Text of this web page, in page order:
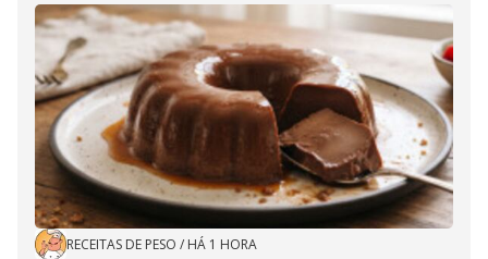
RECEITAS DE PESO / HÁ 1 HORA